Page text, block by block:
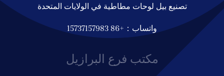
تصنيع بيل لوحات مطاطية في الولايات المتحدة
واتساب：+86 15737157983
مكتب فرع البرازيل